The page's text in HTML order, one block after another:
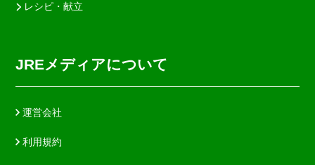
レシピ・献立
JREメディアについて
運営会社
利用規約